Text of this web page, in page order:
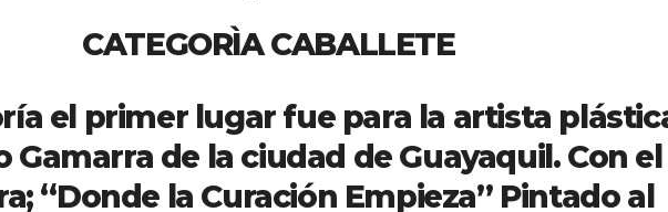
CABALLETE
el primer lugar fue para la artista
Gamarra de la ciudad de Guayaquil. Con el
“Donde la Curación Empieza” Pintado al